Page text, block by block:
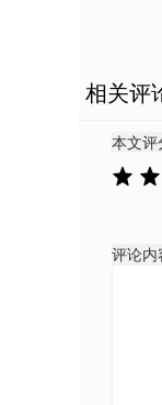
相关评
本文评
评论内